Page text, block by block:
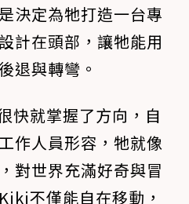
決定為牠打造一台專
計在頭部，讓牠能用
退與轉彎。
快就掌握了方向，自
作人員形容，牠就像
對世界充滿好奇與冒
不僅能自在移動，